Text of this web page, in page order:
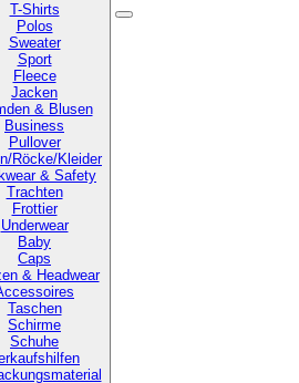
T-Shirts
Polos
Sweater
Sport
Fleece
Jacken
& Blusen
Business
Pullover
Röcke/Kleider
& Safety
Trachten
Frottier
Underwear
Baby
Caps
& Headwear
Taschen
Schirme
Schuhe